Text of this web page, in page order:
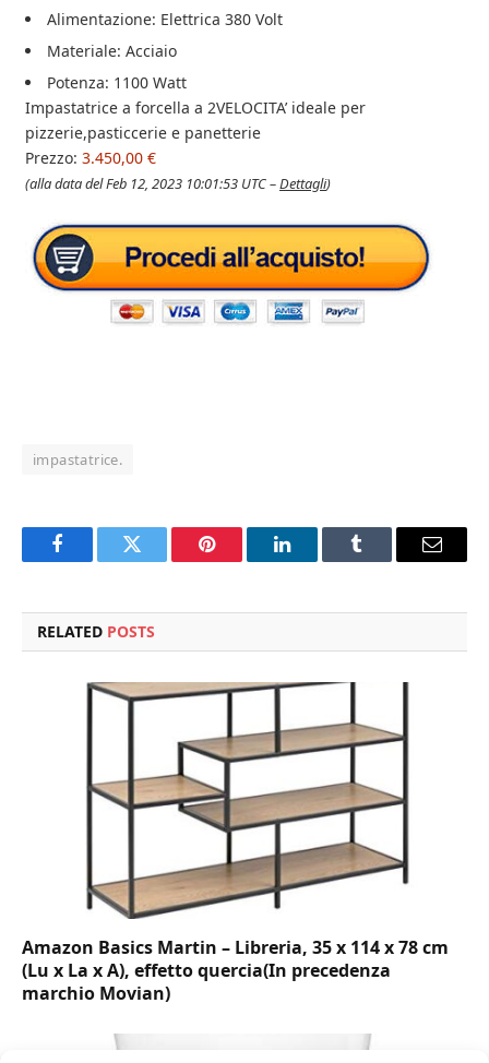
Alimentazione: Elettrica 380 Volt
Materiale: Acciaio
Potenza: 1100 Watt
Impastatrice a forcella a 2VELOCITA’ ideale per
pizzerie,pasticcerie e panetterie
Prezzo: 3.450,00 €
(alla data del Feb 12, 2023 10:01:53 UTC –Dettagli)
impastatrice.
FacebookTwitter Pinterest LinkedInTumblr Email
RELATED POSTS
Amazon Basics Martin – Libreria, 35 x 114 x 78 cm
(Lu x La x A), effetto quercia(In precedenza
marchio Movian)